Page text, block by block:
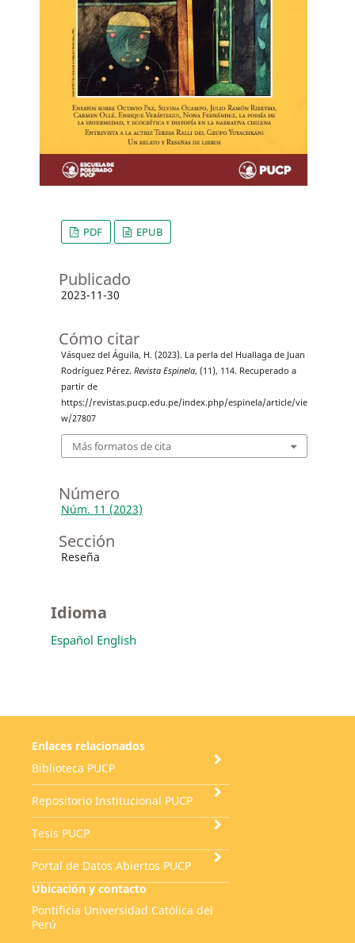
PDF EPUB
Publicado
2023-11-30
Cómo citar
Vásquez del Águila, H. (2023). La perla del Huallaga de Juan
Rodríguez Pérez. Revista Espinela, (11), 114. Recuperado a
partir de
https://revistas.pucp.edu.pe/index.php/espinela/article/vie
w/27807
Más formatos de cita
Número
Núm. 11 (2023)
Sección
Reseña
Idioma
Español English
Enlaces relacionados
Biblioteca PUCP
Repositorio Institucional PUCP
Tesis PUCP
Portal de Datos Abiertos PUCP
Ubicación y contacto
Pontificia Universidad Católica del
Perú